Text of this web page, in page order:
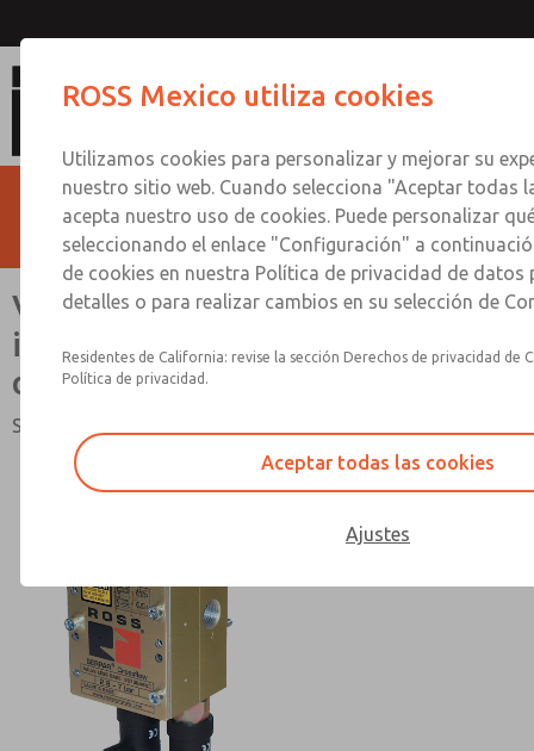
Válvulas dobles con o sin
interruptores de presión, puertos
de 1/4 a 3/4
Serie Crossflow 35
puertos de 1/4 a 3/4
Contact ROSS Mexico for
ROSS Mexico utiliza cookies
Utilizamos cookies para personalizar y mejorar su
nuestro sitio web. Cuando selecciona "Aceptar todas
acepta nuestro uso de cookies. Puede personalizar
seleccionando el enlace "Configuración" a
de cookies en nuestra Política de privacidad de datos
detalles o para realizar cambios en su selección de
Residentes de California: revise la sección Derechos de privacidad de
Política de privacidad.
Aceptar todas las cookies
Ajustes